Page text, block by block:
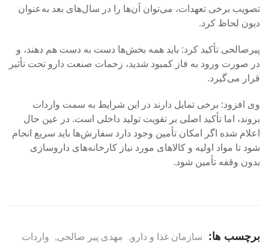
تصویب برخی تعهدات، می‌توان آن‌ها را در سال‌های بعد به‌عنوان
دیون لحاظ کرد.
پیرصالحی تأکید کرد: باید همه بخش‌ها دست به دست هم دهند، و
در صورت ورود به فاز کمبود شدید، زحمات صنعت دارو تحت تأثیر
قرار می‌گیرد.
وی افزود: برخی تمایل دارند در این شرایط به سمت واردات
بروند، اما تأکید اصلی بر تقویت تولید داخلی است. در عین حال
اعلام شده اگر امکان تأمین وجود دارد سفارش‌ها باید سریع انجام
شود تا مواد اولیه و کالاهای مورد نیاز کارخانه‌های داروسازی
بدون وقفه تأمین شود.
برچسب ها: سازمان غذا و دارو, مهدی پیر صالحی,
واردات